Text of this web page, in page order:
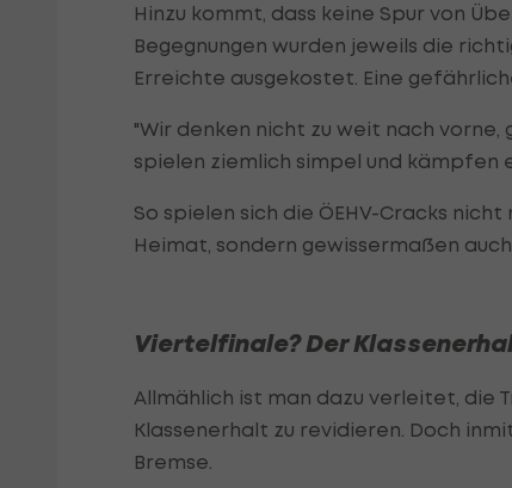
Hinzu kommt, dass keine Spur von
Begegnungen wurden jeweils die
Erreichte ausgekostet. Eine
"Wir denken nicht zu weit nach vorne,
spielen ziemlich simpel und
So spielen sich die ÖEHV-Cracks
Heimat, sondern gewissermaßen auch
Viertelfinale? Der
Allmählich ist man dazu verleitet, die
Klassenerhalt zu revidieren. Doch
Bremse.